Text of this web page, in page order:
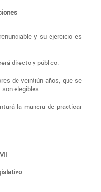
y su ejercicio es
directo y público.
de veintiún años, que se
son elegibles.
la manera de practicar